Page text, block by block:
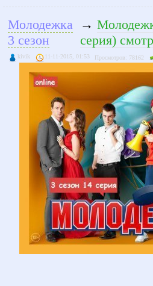
Молодежка
3 сезон
→
серия)
kivik 11-11-2015, 01:53 Просмотров: 78162